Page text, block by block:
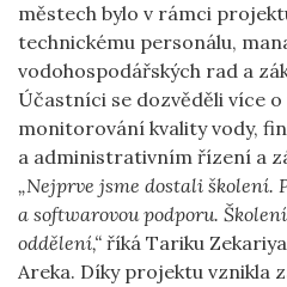
městech bylo v rámci
technickému personálu,
vodohospodářských rad a
Účastníci se dozvěděli více
monitorování kvality vody,
a administrativním řízení a
„Nejprve jsme dostali školení.
a softwarovou podporu.
oddělení,“ říká Tariku
Areka. Díky projektu vznikla